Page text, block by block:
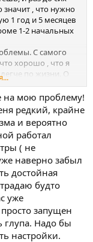
, что нужно
1 год и 5 месяцев
1-2 начальных
С самого
хорошо , что я
по жизни. О
не бывает не
на мою проблему!
редкий, крайне
и вероятно
работал
( не
наверно забыл
достойная
будто
уже
запущен
глупа. Надо бы
настройки.